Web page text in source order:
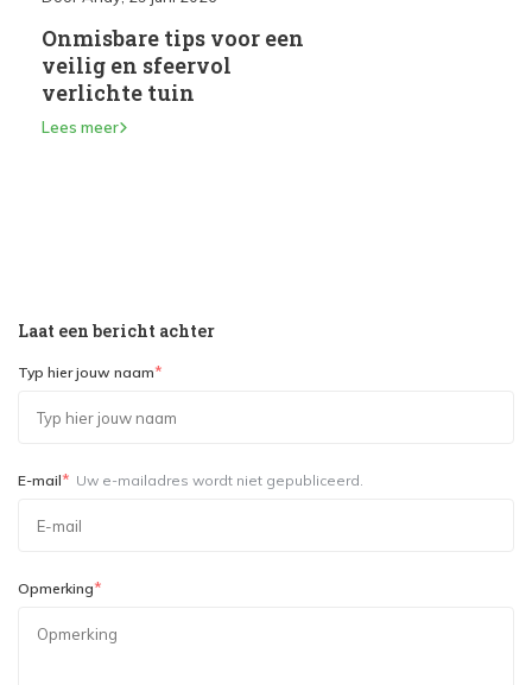
Onmisbare tips voor een
veilig en sfeervol
verlichte tuin
Lees meer
Laat een bericht achter
Typ hier jouw naam*
E-mail* Uw e-mailadres wordt niet gepubliceerd.
Opmerking*